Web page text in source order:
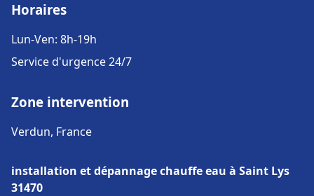
Horaires
Lun-Ven: 8h-19h
Service d'urgence 24/7
Zone intervention
Verdun, France
installation et dépannage chauffe eau à Saint Lys
31470